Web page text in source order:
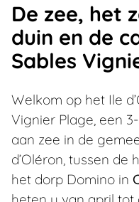
De zee, het
duin en de
Sables
Welkom op het Ile
Vignier Plage, een
aan zee in de
d’Oléron, tussen de
het dorp Domino in